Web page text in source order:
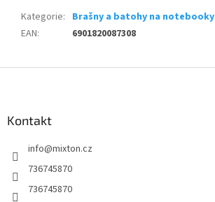
Kategorie: Brašny a batohy na notebooky
EAN: 6901820087308
Kontakt
info@mixton.cz
736745870
736745870